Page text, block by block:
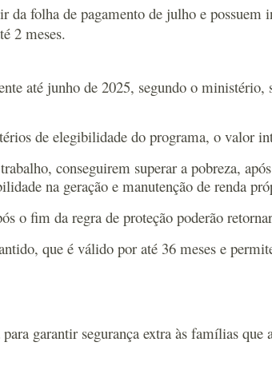
folha de pagamento de julho e
2 meses.
até junho de 2025, segundo o
de elegibilidade do programa, o valor
conseguirem superar a pobreza,
na geração e manutenção de renda
o fim da regra de proteção poderão
que é válido por até 36 meses e
garantir segurança extra às famílias